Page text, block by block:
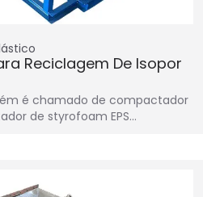
Reciclagem De Isopor
é chamado de compactador
de styrofoam EPS…